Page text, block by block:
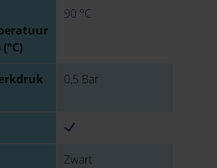
90 °C
0,5 Bar
Zwart